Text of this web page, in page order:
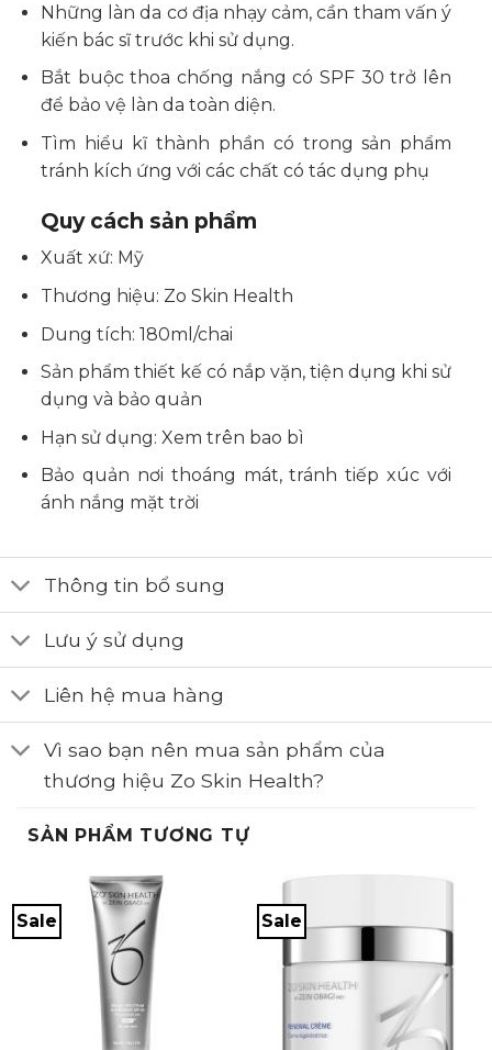
Những làn da cơ địa nhạy cảm, cần tham vấn ý
kiến bác sĩ trước khi sử dụng.
Bắt buộc thoa chống nắng có SPF 30 trở lên
để bảo vệ làn da toàn diện.
Tìm hiểu kĩ thành phần có trong sản phẩm
tránh kích ứng với các chất có tác dụng phụ
Quy cách sản phẩm
Xuất xứ: Mỹ
Thương hiệu: Zo Skin Health
Dung tích: 180ml/chai
Sản phẩm thiết kế có nắp vặn, tiện dụng khi sử
dụng và bảo quản
Hạn sử dụng: Xem trên bao bì
Bảo quản nơi thoáng mát, tránh tiếp xúc với
ánh nắng mặt trời
Thông tin bổ sung
Lưu ý sử dụng
Liên hệ mua hàng
Vì sao bạn nên mua sản phẩm của
thương hiệu Zo Skin Health?
SẢN PHẨM TƯƠNG TỰ
Sale Sale